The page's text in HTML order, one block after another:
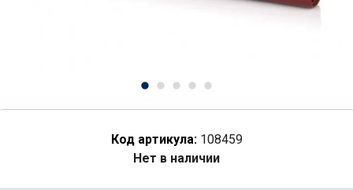
Код артикула: 108459
Нет в наличии